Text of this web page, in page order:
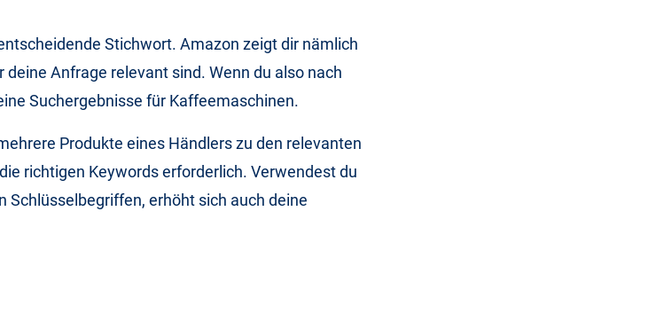
Stichwort. Amazon zeigt dir nämlich
deine Anfrage relevant sind. Wenn du also nach
Suchergebnisse für Kaffeemaschinen.
Produkte eines Händlers zu den relevanten
richtigen Keywords erforderlich. Verwendest du
Schlüsselbegriffen, erhöht sich auch deine